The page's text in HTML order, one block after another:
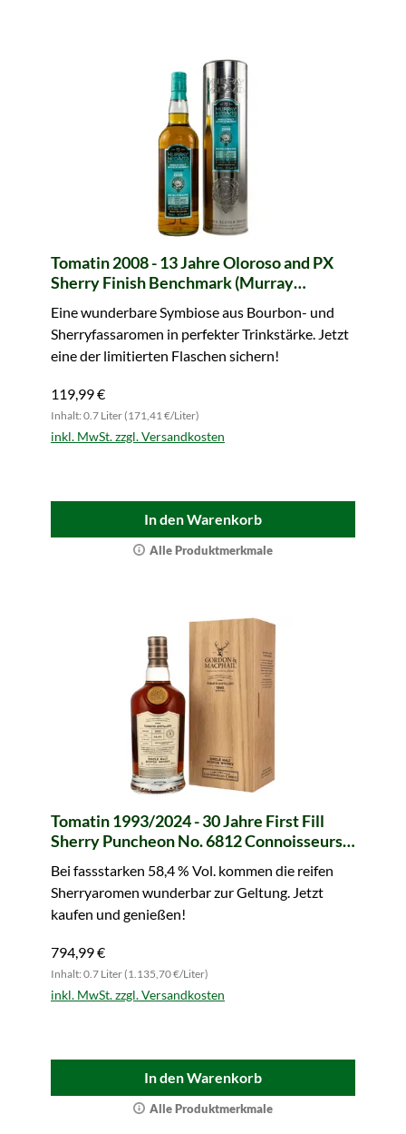
Tomatin 2008 - 13 Jahre Oloroso and PX
Sherry Finish Benchmark (Murray
Eine wunderbare Symbiose aus Bourbon- und
Sherryfassaromen in perfekter Trinkstärke. Jetzt
eine der limitierten Flaschen sichern!
119,99 €
Inhalt: 0.7 Liter (171,41 €/Liter)
inkl. MwSt. zzgl. Versandkosten
In den Warenkorb
Alle Produktmerkmale
Tomatin 1993/2024 - 30 Jahre First Fill
Sherry Puncheon No. 6812 Connoisseurs
Bei fassstarken 58,4 % Vol. kommen die reifen
Sherryaromen wunderbar zur Geltung. Jetzt
kaufen und genießen!
794,99 €
Inhalt: 0.7 Liter (1.135,70 €/Liter)
inkl. MwSt. zzgl. Versandkosten
In den Warenkorb
Alle Produktmerkmale